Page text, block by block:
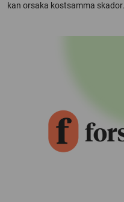
kan orsaka kostsamma